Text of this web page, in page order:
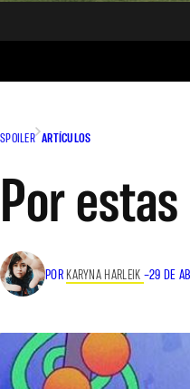
SPOILER ARTÍCULOS
Por
POR KARYNA HARLEIK –29 DE